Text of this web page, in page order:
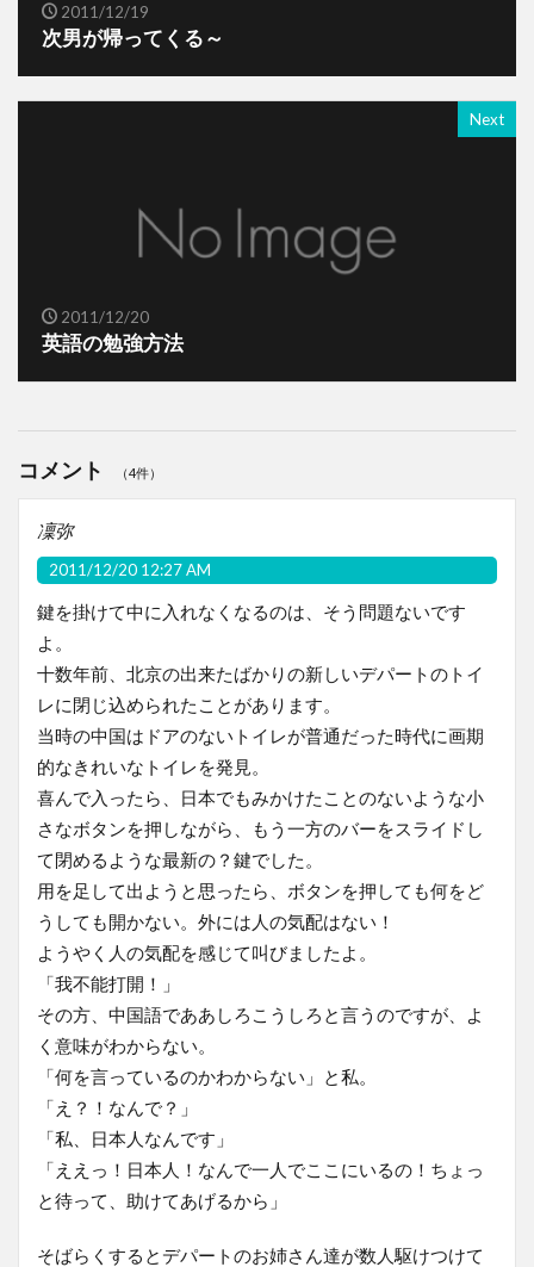
2011/12/19
次男が帰ってくる～
Next
2011/12/20
英語の勉強方法
コメント （4件）
凜弥
2011/12/20 12:27 AM
鍵を掛けて中に入れなくなるのは、そう問題ないです
よ。
十数年前、北京の出来たばかりの新しいデパートのトイ
レに閉じ込められたことがあります。
当時の中国はドアのないトイレが普通だった時代に画期
的なきれいなトイレを発見。
喜んで入ったら、日本でもみかけたことのないような小
さなボタンを押しながら、もう一方のバーをスライドし
て閉めるような最新の？鍵でした。
用を足して出ようと思ったら、ボタンを押しても何をど
うしても開かない。外には人の気配はない！
ようやく人の気配を感じて叫びましたよ。
「我不能打開！」
その方、中国語でああしろこうしろと言うのですが、よ
く意味がわからない。
「何を言っているのかわからない」と私。
「え？！なんで？」
「私、日本人なんです」
「ええっ！日本人！なんで一人でここにいるの！ちょっ
と待って、助けてあげるから」
そばらくするとデパートのお姉さん達が数人駆けつけて